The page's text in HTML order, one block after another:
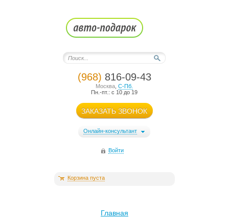
(968) 816-09-43
Москва ,С-Пб.
Пн.-пт.: с 10 до 19
ЗАКАЗАТЬ ЗВОНОК
Онлайн-консультант
Войти
Корзина пуста
Главная